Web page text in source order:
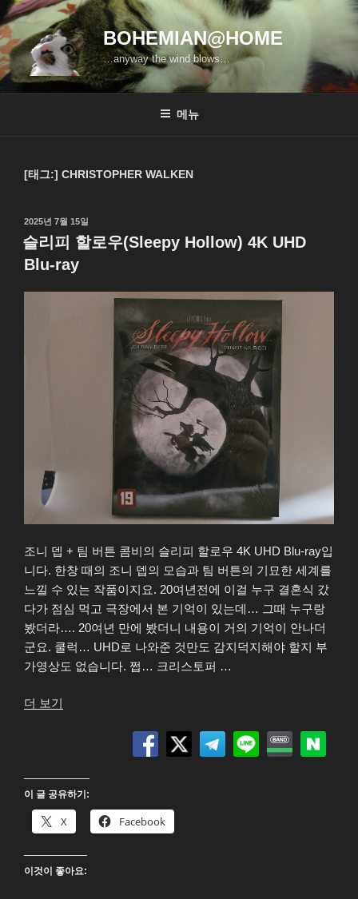
콘
텐
츠
로
바
BOHEMIAN@HOME
…anyway the wind blows…
메뉴
[태그:] CHRISTOPHER WALKEN
작
성
일
자
2025년 7월 15일
슬리피 할로우(Sleepy Hollow) 4K UHD
Blu-ray
조니 뎁 + 팀 버튼 콤비의 슬리피 할로우 4K UHD Blu-ray입
니다. 한창 때의 조니 뎁의 모습과 팀 버튼의 기묘한 세계를
느낄 수 있는 작품이지요. 20여년전에 이걸 누구 결혼식 갔
다가 점심 먹고 극장에서 본 기억이 있는데… 그때 누구랑
봤더라…. 20여년 만에 봤더니 내용이 거의 기억이 안나더
군요. 쿨럭… UHD로 나와준 것만도 감지덕지해야 할지 부
가영상도 없습니다. 쩝… 크리스토퍼 …
더 보기
로
우
(Sleepy
Hollow)
4K
UHD
이 글 공유하기:
X Facebook
이것이 좋아요: